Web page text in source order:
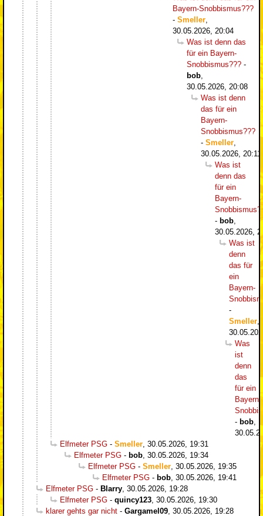
Bayern-Snobbismus???
- Smeller
30.05.2026, 20:04
Was ist denn das
für ein Bayern-
Snobbismus??? -
bob
30.05.2026, 20:08
Was ist denn
das für ein
Bayern-
Snobbismus???
- Smeller
30.05.2026, 20:11
Was ist
denn das
für ein
Bayern-
- bob
30.05.2026,
Was ist
denn
das für
ein
Bayern-
-
Smeller
Was
ist
denn
das
für ein
Bayern-
- bob
Elfmeter PSG - Smeller 30.05.2026, 19:31
Elfmeter PSG - bob 30.05.2026, 19:34
Elfmeter PSG - Smeller 30.05.2026, 19:35
Elfmeter PSG - bob 30.05.2026, 19:41
Elfmeter PSG - Blarry 30.05.2026, 19:28
Elfmeter PSG - quincy123 30.05.2026, 19:30
klarer gehts gar nicht - Gargamel09 30.05.2026, 19:28